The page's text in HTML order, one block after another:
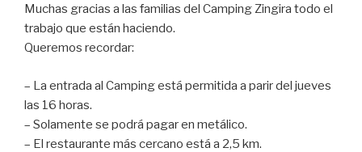
Muchas gracias a las familias del Camping Zingira todo el
trabajo que están haciendo.
Queremos recordar:
– La entrada al Camping está permitida a parir del jueves
las 16 horas.
– Solamente se podrá pagar en metálico.
– El restaurante más cercano está a 2,5 km.